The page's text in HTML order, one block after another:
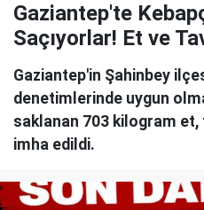
Gaziantep'te
Saçıyorlar! Et ve
Gaziantep'in Şahinbey
denetimlerinde uygun
saklanan 703 kilogram
imha edildi.